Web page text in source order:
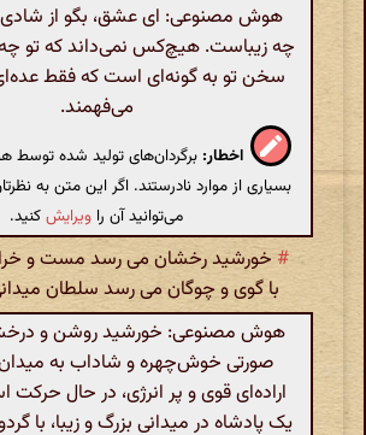
هوش مصنوعی: ای عشق، بگو از
چه زیباست. هیچ‌کس نمی‌داند که تو چه
سخن تو به گونه‌ای است که فقط
می‌فهمند.
اخطار: برگردان‌های تولید شده
بسیاری از موارد نادرستند. اگر این متن به
می‌توانید آن را ویرایشکنید.
#خورشید رخشان می رسد مست و
با گوی و چوگان می رسد سلطان
هوش مصنوعی: خورشید روشن و
صورتی خوش‌چهره و شاداب به میدان
اراده‌ای قوی و پر انرژی، در حال حرکت
یک پادشاه در میدانی بزرگ و زیبا، با